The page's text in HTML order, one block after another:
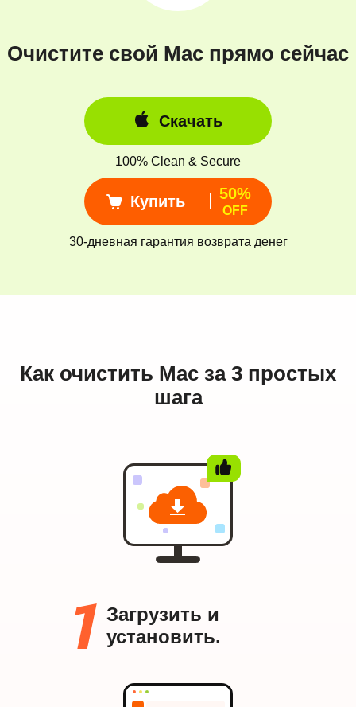
Очистите свой Mac прямо сейчас
Скачать
100% Clean & Secure
Купить 50%
OFF
30-дневная гарантия возврата денег
Как очистить Mac за 3 простых
шага
Загрузить и
установить.